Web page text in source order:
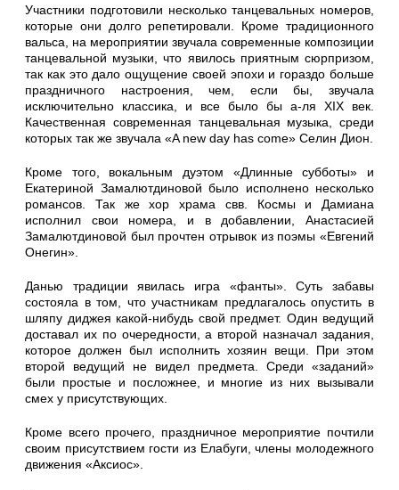
Участники подготовили несколько танцевальных номеров,
которые они долго репетировали. Кроме традиционного
вальса, на мероприятии звучала современные композиции
танцевальной музыки, что явилось приятным сюрпризом,
так как это дало ощущение своей эпохи и гораздо больше
праздничного настроения, чем, если бы, звучала
исключительно классика, и все было бы а-ля XIX век.
Качественная современная танцевальная музыка, среди
которых так же звучала «A new day has come» Селин Дион.
Кроме того, вокальным дуэтом «Длинные субботы» и
Екатериной Замалютдиновой было исполнено несколько
романсов. Так же хор храма свв. Космы и Дамиана
исполнил свои номера, и в добавлении, Анастасией
Замалютдиновой был прочтен отрывок из поэмы «Евгений
Онегин».
Данью традиции явилась игра «фанты». Суть забавы
состояла в том, что участникам предлагалось опустить в
шляпу диджея какой-нибудь свой предмет. Один ведущий
доставал их по очередности, а второй назначал задания,
которое должен был исполнить хозяин вещи. При этом
второй ведущий не видел предмета. Среди «заданий»
были простые и посложнее, и многие из них вызывали
смех у присутствующих.
Кроме всего прочего, праздничное мероприятие почтили
своим присутствием гости из Елабуги, члены молодежного
движения «Аксиос».